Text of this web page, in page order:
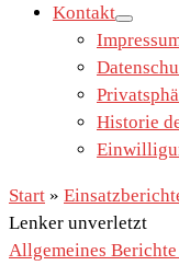
Kontakt
Historie
Start »
Lenker unverletzt
Allgemeines Berichte